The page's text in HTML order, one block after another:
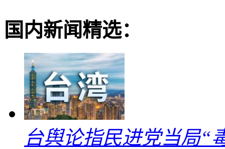
国内新闻精选：
台舆论指民进党当局“